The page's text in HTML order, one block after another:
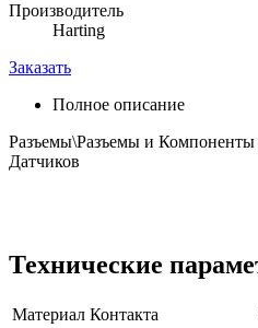
Производитель
Harting
Заказать
Полное описание
Разъемы\Разъемы и Компоненты
Датчиков
Технические
Материал Контакта